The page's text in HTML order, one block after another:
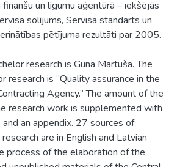
un līgumu aģentūrā – iekšējās
solījums, Servisa standarts un
pētījuma rezultāti par 2005.
research is Guna Martuša. The
research is “Quality assurance in the
Agency.” The amount of the
research work is supplemented with
an appendix. 27 sources of
are in English and Latvian
process of the elaboration of the